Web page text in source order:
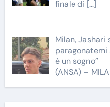
finale di […]
Milan, Jashari
paragonatemi
è un sogno”
(ANSA) –